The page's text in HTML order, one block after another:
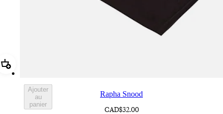
Ajouter Rapha Snood
Ajouter
au
panier
Rapha Snood
CAD$32.00